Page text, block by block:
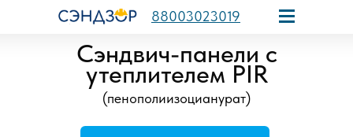
88003023019
Сэндвич-панели с
утеплителем PIR
(пенополиизоцианурат)